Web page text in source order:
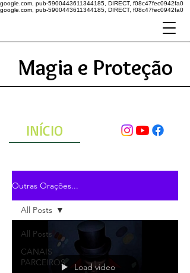
google.com, pub-5900443611344185, DIRECT, f08c47fec0942fa0
google.com, pub-5900443611344185, DIRECT, f08c47fec0942fa0
Magia e Proteção
INÍCIO
Outras Orações...
All Posts
CANAIS
PARCEIROS
All Posts
Load video